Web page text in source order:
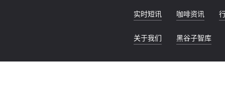
实时短讯 咖啡资讯
关于我们 黑谷子智库